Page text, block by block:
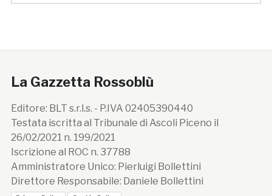
La Gazzetta Rossoblù
Editore: BLT s.r.l.s. - P.IVA 02405390440
Testata iscritta al Tribunale di Ascoli Piceno il
26/02/2021 n. 199/2021
Iscrizione al ROC n. 37788
Amministratore Unico: Pierluigi Bollettini
Direttore Responsabile: Daniele Bollettini